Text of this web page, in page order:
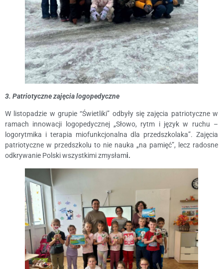
3. Patriotyczne zajęcia logopedyczne
W listopadzie w grupie “Świetliki” odbyły się zajęcia patriotyczne w
ramach innowacji logopedycznej „Słowo, rytm i język w ruchu –
logorytmika i terapia miofunkcjonalna dla przedszkolaka”. Zajęcia
patriotyczne w przedszkolu to nie nauka „na pamięć”, lecz radosne
odkrywanie Polski wszystkimi zmysłami.